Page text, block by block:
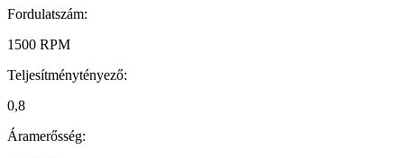
Fordulatszám:
1500 RPM
Teljesítménytényező:
0,8
Áramerősség: